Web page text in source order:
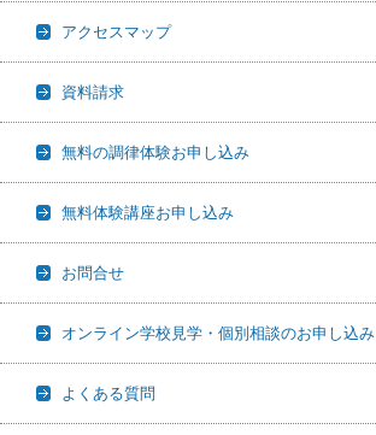
アクセスマップ
資料請求
無料の調律体験お申し込み
無料体験講座お申し込み
お問合せ
オンライン学校見学・個別相談のお申し込み
よくある質問